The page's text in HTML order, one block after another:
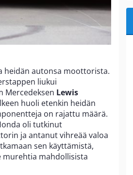
heidän autonsa moottorista.
liukui
Mercedeksen Lewis
huoli etenkin heidän
on rajattu määrä.
oli tutkinut
ja antanut vihreää valoa
sen käyttämistä,
murehtia mahdollisista